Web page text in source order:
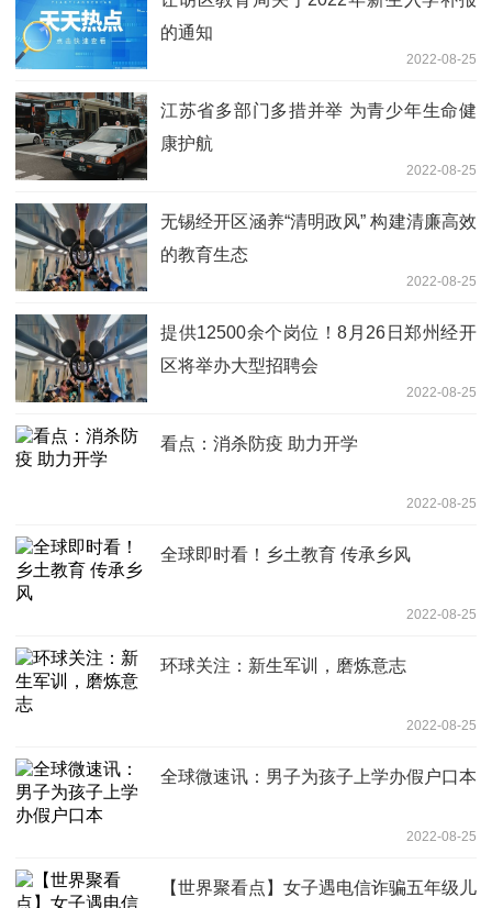
的通知
2022-08-25
江苏省多部门多措并举 为青少年生命健
康护航
2022-08-25
无锡经开区涵养“清明政风” 构建清廉高效
的教育生态
2022-08-25
提供12500余个岗位！8月26日郑州经开
区将举办大型招聘会
2022-08-25
看点：消杀防疫 助力开学
2022-08-25
全球即时看！乡土教育 传承乡风
2022-08-25
环球关注：新生军训，磨炼意志
2022-08-25
全球微速讯：男子为孩子上学办假户口本
2022-08-25
【世界聚看点】女子遇电信诈骗五年级儿